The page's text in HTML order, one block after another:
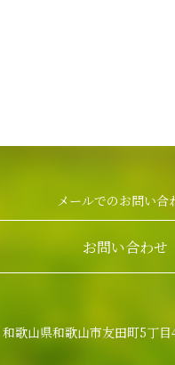
メールでのお問い合
お問い合わせ
歌山県和歌山市友田町5丁目